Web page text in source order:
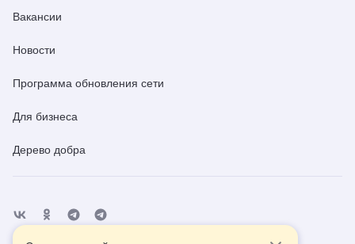
Вакансии
Новости
Программа обновления сети
Для бизнеса
Дерево добра